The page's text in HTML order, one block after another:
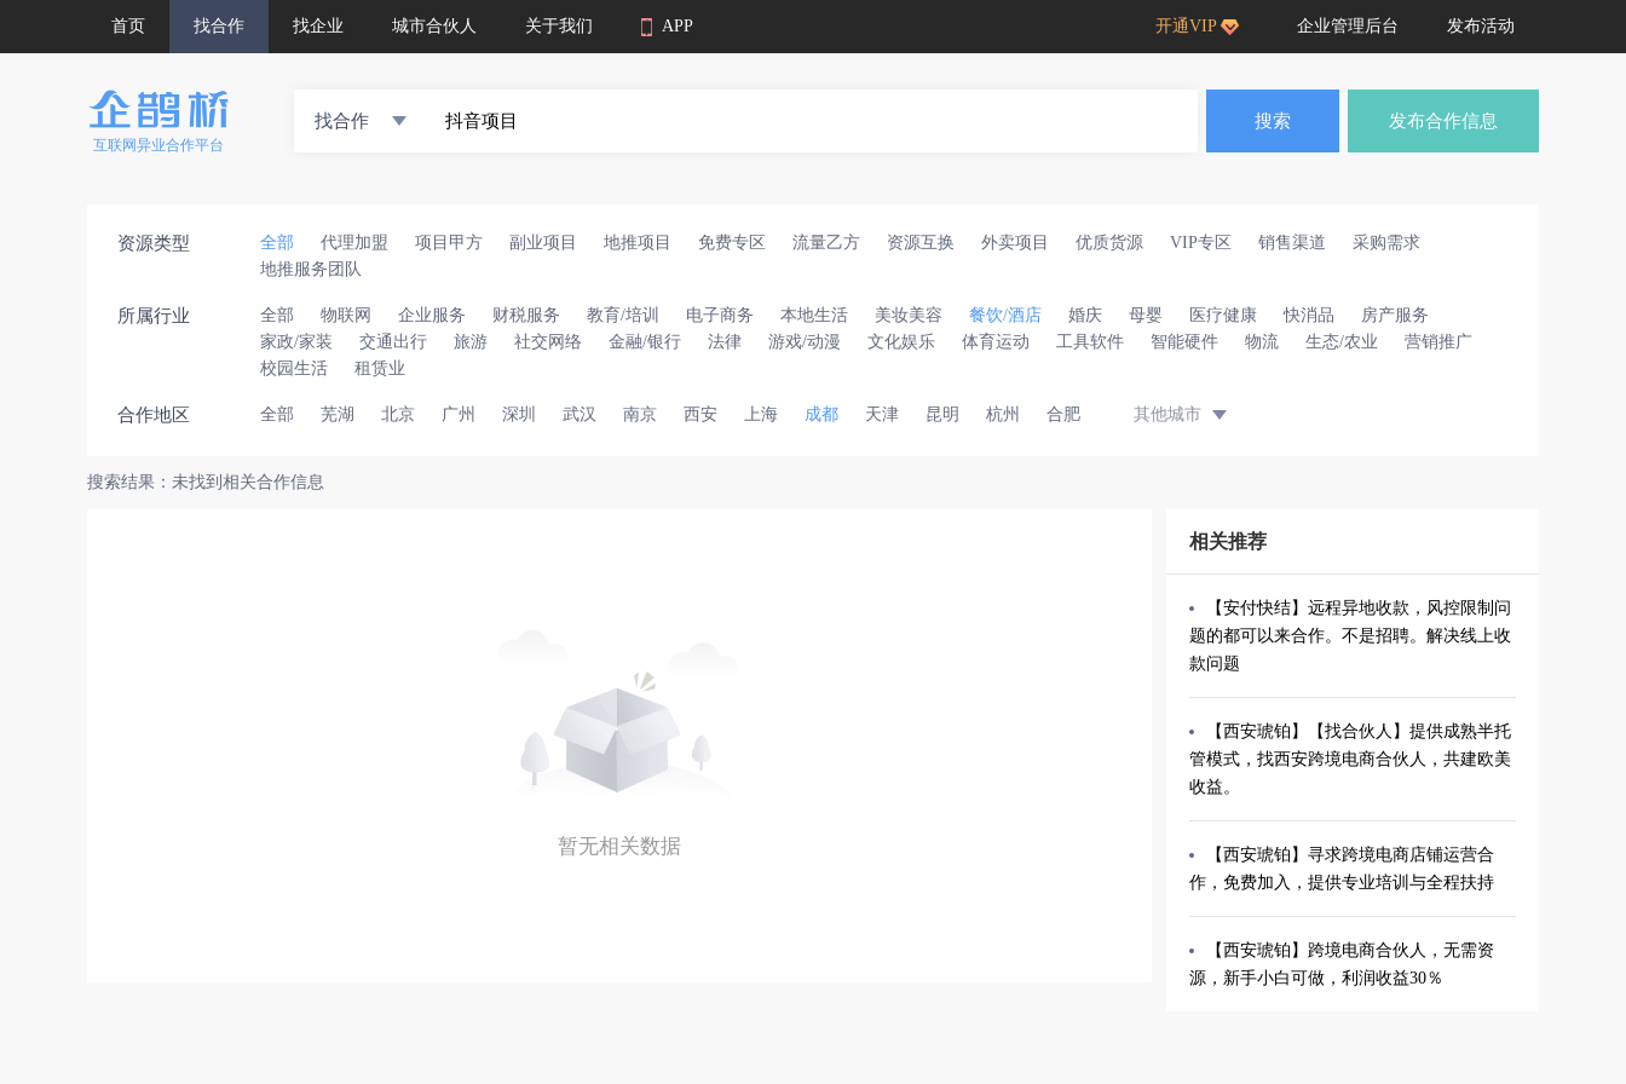
首页 找合作 找企业 城市合伙人 关于我们 APP 开通VIP 企业管理后台 发布活动
互联网异业合作平台
找合作 搜索 发布合作信息
资源类型 全部 代理加盟 项目甲方 副业项目 地推项目 免费专区 流量乙方 资源互换 外卖项目 优质货源 VIP专区 销售渠道
采购需求
地推服务团队
所属行业 全部 物联网 企业服务 财税服务 教育/培训 电子商务 本地生活 美妆美容 餐饮/酒店 婚庆 母婴 医疗健康 快消品
房产服务
家政/家装
交通出行 旅游 社交网络 金融/银行 法律 游戏/动漫 文化娱乐 体育运动 工具软件 智能硬件 物流 生态/农业
营销推广
校园生活
租赁业
合作地区 全部 芜湖 北京 广州 深圳 武汉 南京 西安 上海 成都 天津 昆明 杭州 合肥 其他城市
搜索结果：未找到相关合作信息
暂无相关数据
相关推荐
【安付快结】远程异地收款，风控限制问
题的都可以来合作。不是招聘。解决线上收
款问题
【西安琥铂】【找合伙人】提供成熟半托
管模式，找西安跨境电商合伙人，共建欧美
收益。
【西安琥铂】寻求跨境电商店铺运营合
作，免费加入，提供专业培训与全程扶持
【西安琥铂】跨境电商合伙人，无需资
源，新手小白可做，利润收益30％